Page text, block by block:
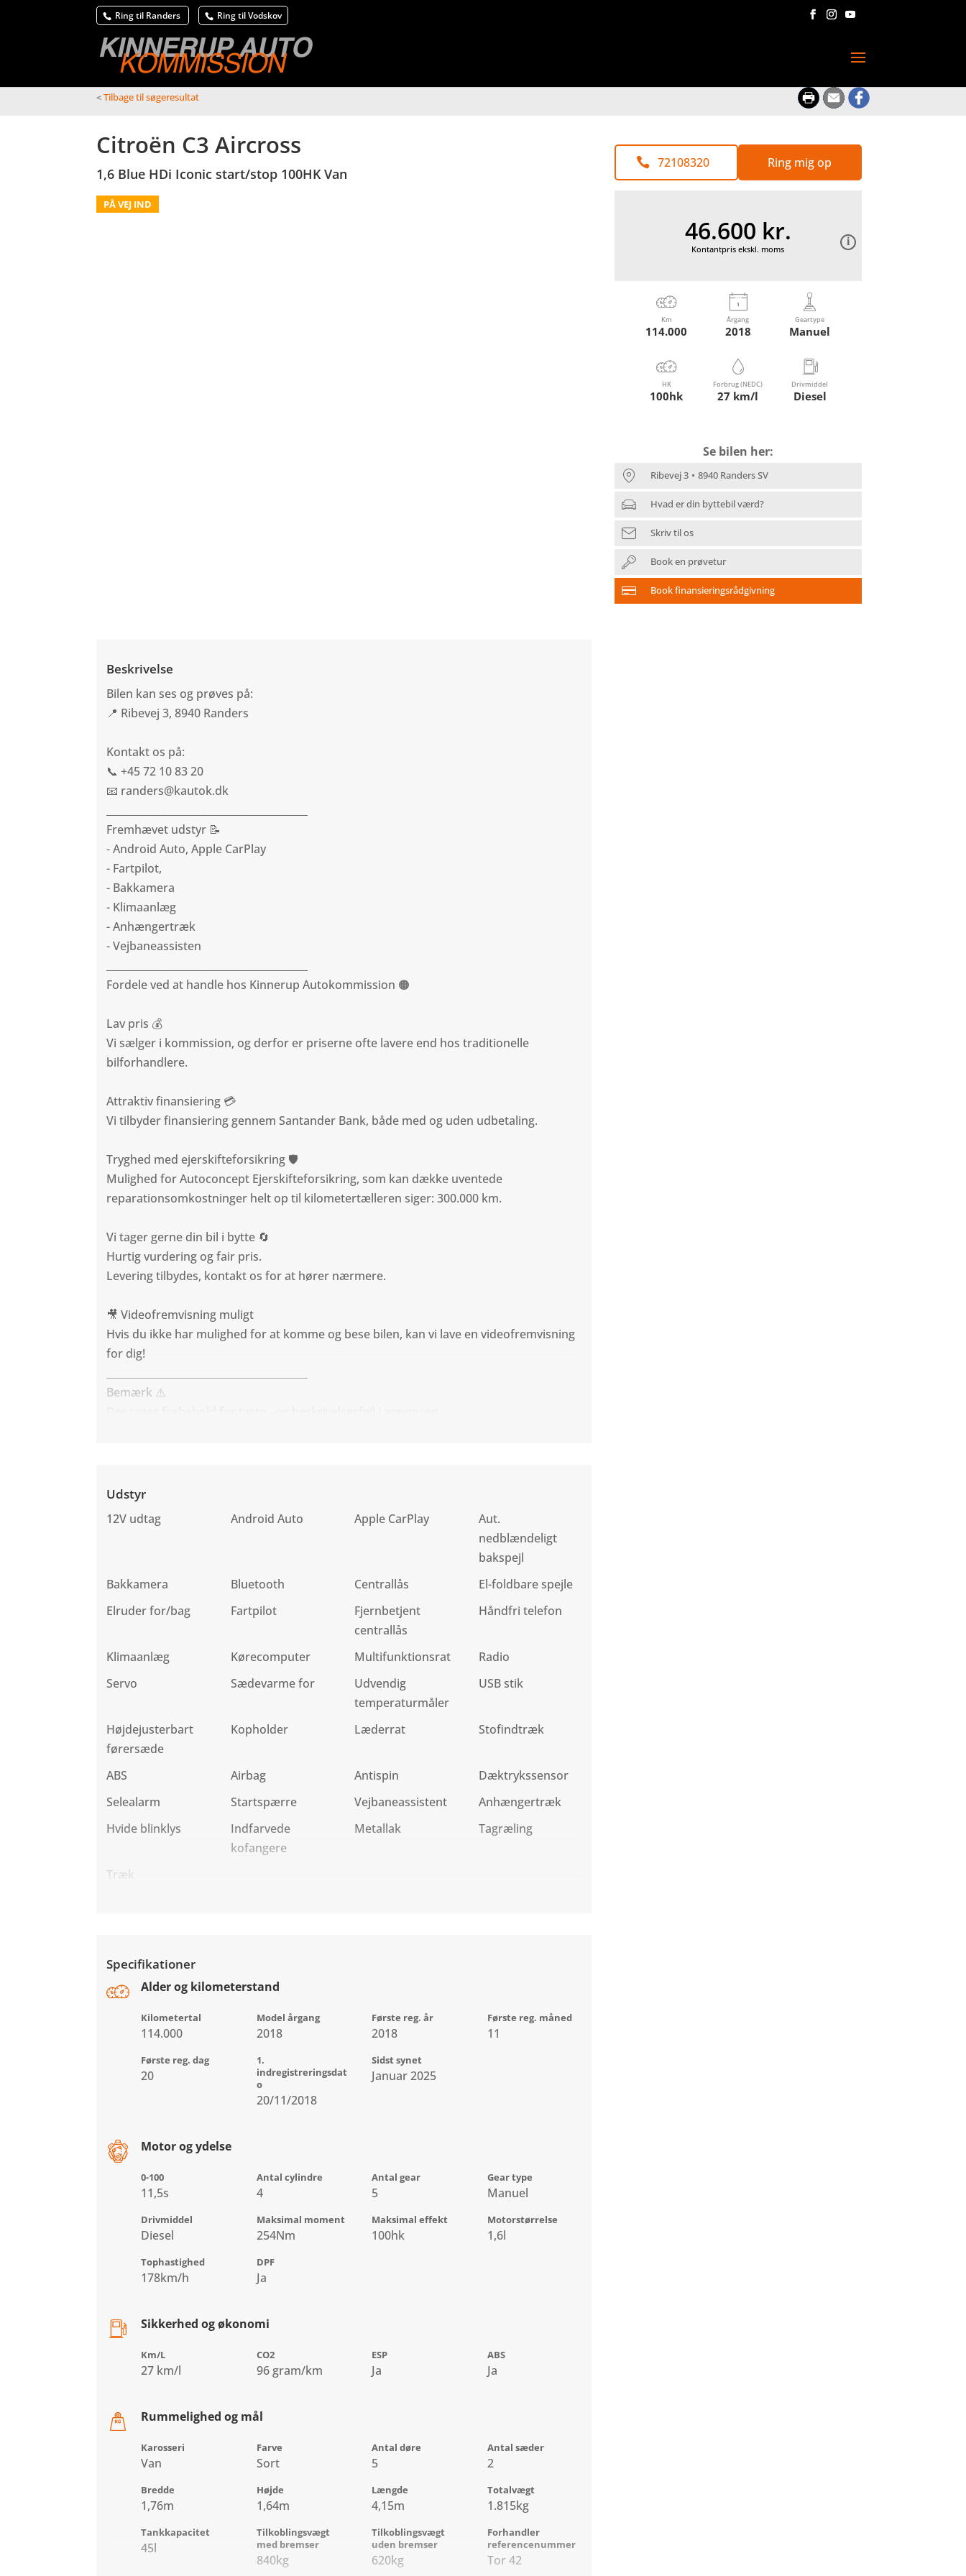
Ring til Randers Ring til Vodskov
<Tilbage til søgeresultat
Citroën C3 Aircross
1,6 Blue HDi Iconic start/stop 100HK Van
PÅ VEJ IND
72108320 Ring mig op
46.600 kr.
Kontantpris ekskl. moms
Km
114.000
Årgang
2018
Geartype
Manuel
HK
100hk
Forbrug (NEDC)
27 km/l
Drivmiddel
Diesel
Se bilen her:
Ribevej 3 8940 Randers SV
Hvad er din byttebil værd?
Skriv til os
Book en prøvetur
Book finansieringsrådgivning
Beskrivelse
Bilen kan ses og prøves på:
📍 Ribevej 3, 8940 Randers
Kontakt os på:
📞 +45 72 10 83 20
📧 randers@kautok.dk
Fremhævet udstyr 📝
- Android Auto, Apple CarPlay
- Fartpilot,
- Bakkamera
- Klimaanlæg
- Anhængertræk
- Vejbaneassisten
Fordele ved at handle hos Kinnerup Autokommission 🟠
Lav pris 💰
Vi sælger i kommission, og derfor er priserne ofte lavere end hos traditionelle
bilforhandlere.
Attraktiv finansiering 💳
Vi tilbyder finansiering gennem Santander Bank, både med og uden udbetaling.
Tryghed med ejerskifteforsikring 🛡️
Mulighed for Autoconcept Ejerskifteforsikring, som kan dække uventede
reparationsomkostninger helt op til kilometertælleren siger: 300.000 km.
Vi tager gerne din bil i bytte 🔄
Hurtig vurdering og fair pris.
Levering tilbydes, kontakt os for at hører nærmere.
🎥 Videofremvisning muligt
Hvis du ikke har mulighed for at komme og bese bilen, kan vi lave en videofremvisning
for dig!
Bemærk ⚠️
Udstyr
12V udtag Android Auto Apple CarPlay
Aut.
nedblændeligt
bakspejl
Bakkamera
Bluetooth Centrallås
El-foldbare spejle
Elruder for/bag
Fartpilot
Fjernbetjent
centrallås
Håndfri telefon
Klimaanlæg Kørecomputer Multifunktionsrat
Radio
Servo
Sædevarme for
Udvendig
temperaturmåler
USB stik
Højdejusterbart
førersæde
Kopholder Læderrat Stofindtræk
ABS Airbag Antispin
Dæktrykssensor
Selealarm
Startspærre Vejbaneassistent
Anhængertræk
Hvide blinklys
Indfarvede
kofangere
Metallak Tagræling
Træk
Specifikationer
Alder og kilometerstand
Kilometertal
114.000
Model årgang
2018
Første reg. år
2018
Første reg. måned
11
Første reg. dag
20
1.
indregistreringsdat
o
20/11/2018
Sidst synet
Januar 2025
Motor og ydelse
0-100
11,5s
Antal cylindre
4
Antal gear
5
Gear type
Manuel
Drivmiddel
Diesel
Maksimal moment
254Nm
Maksimal effekt
100hk
Motorstørrelse
1,6l
Tophastighed
178km/h
DPF
Ja
Sikkerhed og økonomi
Km/L
27 km/l
CO2
96 gram/km
ESP
Ja
ABS
Ja
Rummelighed og mål
Karosseri
Van
Farve
Sort
Antal døre
5
Antal sæder
2
Bredde
1,76m
Højde
1,64m
Længde
4,15m
Totalvægt
1.815kg
Tankkapacitet
45l
Tilkoblingsvægt
med bremser
840kg
Tilkoblingsvægt
uden bremser
620kg
Forhandler
referencenummer
Tor 42